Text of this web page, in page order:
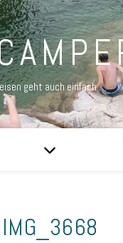
geht auch einfach …
IMG_3668